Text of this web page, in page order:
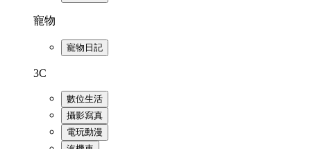
寵物
寵物日記
3C
數位生活
攝影寫真
電玩動漫